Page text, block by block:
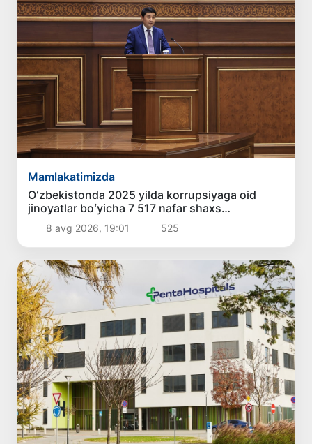
Mamlakatimizda
Oʻzbekistonda 2025 yilda korrupsiyaga oid
jinoyatlar boʻyicha 7 517 nafar shaxs
javobgarlikka tortilgan
8 avg 2026, 19:01 525